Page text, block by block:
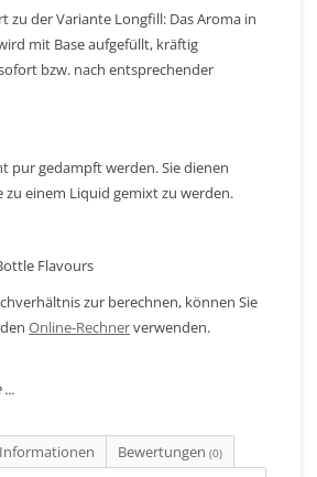
zu der Variante Longfill: Das Aroma in
mit Base aufgefüllt, kräftig
bzw. nach entsprechender
pur gedampft werden. Sie dienen
zu einem Liquid gemixt zu werden.
Flavours
zur berechnen, können Sie
Online-Rechnerverwenden.
Informationen Bewertungen (0)